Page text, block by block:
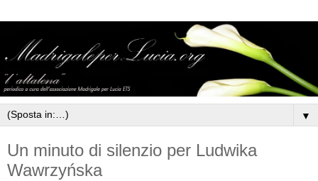
▼
Un minuto di silenzio per Ludwika
Wawrzyńska